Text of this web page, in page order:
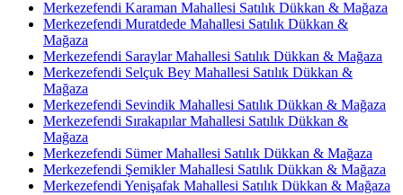
Merkezefendi Karaman Mahallesi Satılık Dükkan & Mağaza
Merkezefendi Muratdede Mahallesi Satılık Dükkan &
Mağaza
Merkezefendi Saraylar Mahallesi Satılık Dükkan & Mağaza
Merkezefendi Selçuk Bey Mahallesi Satılık Dükkan &
Mağaza
Merkezefendi Sevindik Mahallesi Satılık Dükkan & Mağaza
Merkezefendi Sırakapılar Mahallesi Satılık Dükkan &
Mağaza
Merkezefendi Sümer Mahallesi Satılık Dükkan & Mağaza
Merkezefendi Şemikler Mahallesi Satılık Dükkan & Mağaza
Merkezefendi Yenişafak Mahallesi Satılık Dükkan & Mağaza